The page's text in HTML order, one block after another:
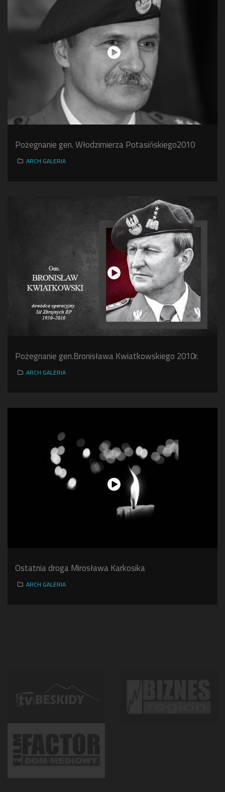
Pożegnanie gen. Włodzimierza Potasińskiego2010
ARCH GALERIA
Pożegnanie gen.Bronisława Kwiatkowskiego 2010r.
ARCH GALERIA
Ostatnia droga Mirosława Karkosika
ARCH GALERIA